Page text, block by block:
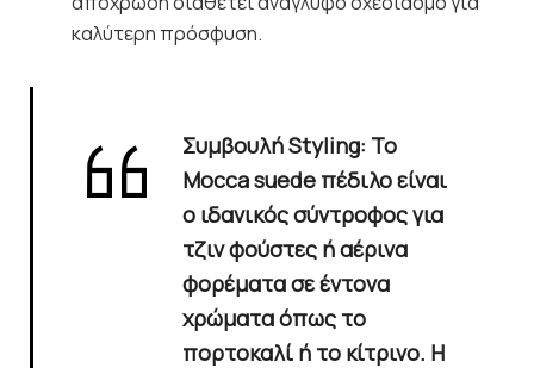
καλύτερη πρόσφυση.
Συμβουλή Styling: Το
Mocca suede πέδιλοείναι
ο ιδανικός σύντροφος για
τζιν φούστες ή αέρινα
φορέματα σε έντονα
χρώματα όπως το
πορτοκαλί ή το κίτρινο. Η